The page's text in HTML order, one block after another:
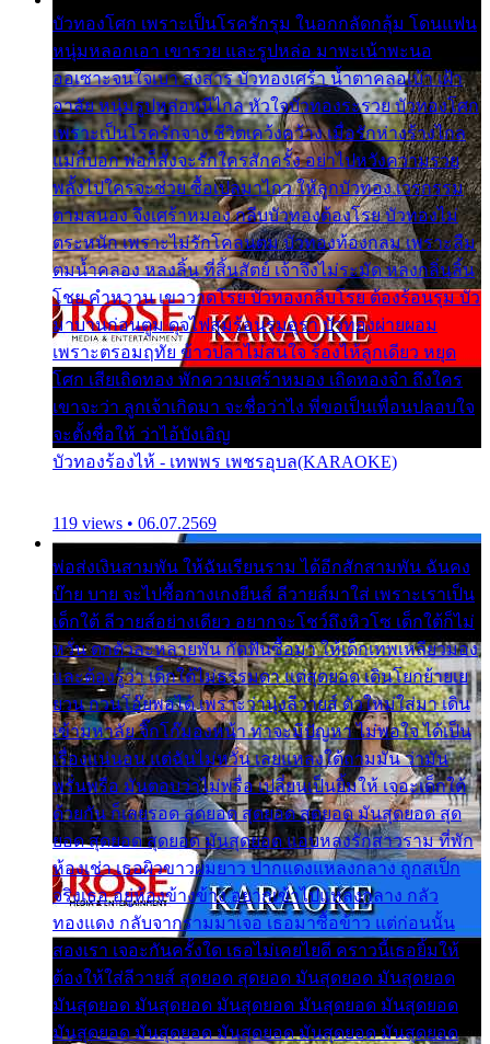
บัวทองโศก เพราะเป็นโรครักรุม ในอกกลัดกลุ้ม โดนแฟน
หนุ่มหลอกเอา เขารวย และรูปหล่อ มาพะเน้าพะนอ
ออเซาะจนใจเบา สงสาร บัวทองเศร้า น้ำตาคลอเบ้า เฝ้า
อาลัย หนุ่มรูปหล่อหนีไกล หัวใจบัวทองระรวย บัวทองโศก
เพราะเป็นโรครักจาง ชีวิตเคว้งคว้าง เมื่อรักห่างร้างไกล
แม่ก็บอก พ่อก็สั่งจะรักใครสักครั้ง อย่าไปหวังความรวย
พลั้งไปใครจะช่วย ซื้อเปลมาไกว ให้ลูกบัวทอง เวรกรรม
ตามสนอง จึงเศร้าหมอง กลีบบัวทองต้องโรย บัวทองไม่
ตระหนัก เพราะไม่รักโคลนตม บัวทองท้องกลม เพราะลืม
ตมน้ำคลอง หลงลิ้น ที่สิ้นสัตย์ เจ้าจึงไม่ระมัด หลงกลิ่นลิ้น
โชย คำหวาน เขาวาดโรย บัวทองกลีบโรย ต้องร้อนรุม บัว
มาบานก่อนตูม ดุจไฟสุมร้อนรุมอุรา บัวทองผ่ายผอม
เพราะตรอมฤทัย ข้าวปลาไม่สนใจ ร้องไห้ลูกเดียว หยุด
โศก เสียเถิดทอง พักความเศร้าหมอง เถิดทองจ๋า ถึงใคร
เขาจะว่า ลูกเจ้าเกิดมา จะชื่อว่าไง พี่ขอเป็นเพื่อนปลอบใจ
จะตั้งชื่อให้ ว่าไอ้บังเอิญ
บัวทองร้องไห้ - เทพพร เพชรอุบล(KARAOKE)
119 views • 06.07.2569
พ่อส่งเงินสามพัน ให้ฉันเรียนราม ได้อีกสักสามพัน ฉันคง
บ๊าย บาย จะไปซื้อกางเกงยีนส์ ลีวายส์มาใส่ เพราะเราเป็น
เด็กใต้ ลีวายส์อย่างเดียว อยากจะโชว์ถึงหิวโซ เด็กใต้ก็ไม่
หวั่น ตกตัวละหลายพัน กัดฟันซื้อมา ให้เด็กเทพเหลียวมอง
และต้องรู้ว่า เด็กใต้ไม่ธรรมดา แต่สุดยอด เดินโยกย้ายเย
ยวน กวนโอ๊ยพอได้ เพราะว่านุ่งลีวายส์ ตัวใหม่ใส่มา เดิน
เข้ามหาลัย จิ๊กโก๊มองหน้า ท่าจะมีปัญหา ไม่พอใจ ได้เป็น
เรื่องแน่นอน แต่ฉันไม่หวั่น เลยแหลงใต้ถามมัน ว่ามัน
พรั่นพรือ มันตอบว่าไม่พรื่อ เปลี่ยนเป็นยิ้มให้ เจอะเด็กใต้
ด้วยกัน ก็เลยรอด สุดยอด สุดยอด สุดยอด มันสุดยอด สุด
ยอด สุดยอด สุดยอด มันสุดยอด แอบหลงรักสาวราม ที่พัก
ห้องเช่า เธอผิวขาวผมยาว ปากแดงแหลงกลาง ถูกสเป็ก
จริงเธอ อยู่ห้องข้างข้าง อยากเข้าไปแหลงกลาง กลัว
ทองแดง กลับจากรามมาเจอ เธอมาซื้อข้าว แต่ก่อนนั้น
สองเรา เจอะกันครั้งใด เธอไม่เคยไยดี คราวนี้เธอยิ้มให้
ต้องให้ใส่ลีวายส์ สุดยอด สุดยอด มันสุดยอด มันสุดยอด
มันสุดยอด มันสุดยอด มันสุดยอด มันสุดยอด มันสุดยอด
มันสุดยอด มันสุดยอด มันสุดยอด มันสุดยอด มันสุดยอด